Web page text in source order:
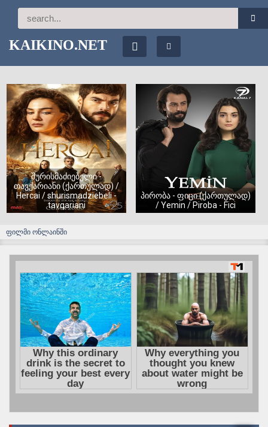
KAIKINO.NET
შურისმაძიებელი -
თავქარიანი (ქართულად) /
Hercai / shurismadziebeli -
tavqariani
პირობა - ფიცი (ქართულად)
/ Yemin / Piroba - Fici
ფილმი ონლაინში